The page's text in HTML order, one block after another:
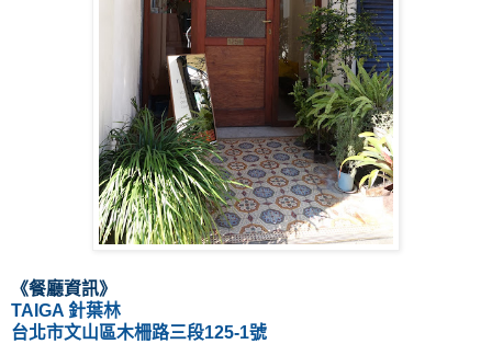
《餐廳資訊》
TAIGA 針葉林
台北市文山區木柵路三段125-1號